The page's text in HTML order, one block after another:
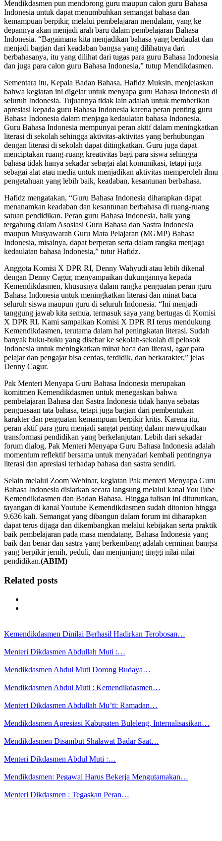
Mendikdasmen pun mendorong guru maupun calon guru Bahasa
Indonesia untuk dapat menumbuhkan semangat bahasa dan
kemampuan berpikir, melalui pembelajaran mendalam, yang ke
depannya akan menjadi arah baru dalam pembelajaran Bahasa
Indonesia. “Bagaimana kita menjadikan bahasa yang berdaulat dan
menjadi bagian dari keadaban bangsa yang dilihatnya dari
berbahasanya, itu yang dilihat dari tugas para guru Bahasa Indonesia
dan juga para calon guru Bahasa Indonesia,” tutup Mendikdasmen.
Sementara itu, Kepala Badan Bahasa, Hafidz Muksin, menjelaskan
bahwa kegiatan ini digelar untuk menyapa guru Bahasa Indonesia di
seluruh Indonesia. Tujuannya tidak lain adalah untuk memberikan
apresiasi kepada guru Bahasa Indonesia karena peran penting guru
Bahasa Indonesia dalam menjaga kedaulatan bahasa Indonesia.
Guru Bahasa Indonesia mempunyai peran aktif dalam meningkatkan
literasi di sekolah sehingga aktivitas-aktivitas yang berhubungan
dengan literasi di sekolah dapat ditingkatkan. Guru juga dapat
menciptakan ruang-ruang kreativitas bagi para siswa sehingga
bahasa tidak hanya sekadar sebagai alat komunikasi, tetapi juga
sebagai alat atau media untuk menjadikan aktivitas memperoleh ilmu
pengetahuan yang lebih baik, keadaban, kesantunan berbahasa.
Hafidz mengatakan, “Guru Bahasa Indonesia diharapkan dapat
menanamkan keadaban dan kesantunan berbahasa di ruang-ruang
satuan pendidikan. Peran guru Bahasa Indonesia, baik yang
tergabung dalam Asosiasi Guru Bahasa dan Sastra Indonesia
maupun Musyawarah Guru Mata Pelajaran (MGMP) Bahasa
Indonesia, misalnya, dapat berperan serta dalam rangka menjaga
kedaulatan bahasa Indonesia,” tutur Hafidz.
Anggota Komisi X DPR RI, Denny Wahyudi atau lebih dikenal
dengan Denny Cagur, menyampaikan dukungannya kepada
Kemendikdasmen, khususnya dalam rangka penguatan peran guru
Bahasa Indonesia untuk meningkatkan literasi dan minat baca
seluruh siswa maupun guru di seluruh Indonesia. “Ini menjadi
tanggung jawab kita semua, termasuk saya yang bertugas di Komisi
X DPR RI. Kami sampaikan Komisi X DPR RI terus mendukung
Kemendikdasmen, terutama dalam hal peningkatan literasi. Sudah
banyak buku-buku yang disebar ke sekolah-sekolah di pelosok
Indonesia untuk meningkatkan minat baca dan literasi, agar para
pelajar dan pengajar bisa cerdas, terdidik, dan berkarakter,” jelas
Denny Cagur.
Pak Menteri Menyapa Guru Bahasa Indonesia merupakan
komitmen Kemendikdasmen untuk menegaskan bahwa
pembelajaran Bahasa dan Sastra Indonesia tidak hanya sebatas
penguasaan tata bahasa, tetapi juga bagian dari pembentukan
karakter dan penguatan kemampuan berpikir kritis. Karena itu,
peran aktif para guru menjadi sangat penting dalam mewujudkan
transformasi pendidikan yang berkelanjutan. Lebih dari sekadar
forum dialog, Pak Menteri Menyapa Guru Bahasa Indonesia adalah
momentum reflektif bersama untuk menyadari kembali pentingnya
literasi dan apresiasi terhadap bahasa dan sastra sendiri.
Selain melalui Zoom Webinar, kegiatan Pak menteri Menyapa Guru
Bahasa Indonesia disiarkan secara langsung melalui kanal YouTube
Kemendikdasmen dan Badan Bahasa. Hingga tulisan ini diturunkan,
tayangan di kanal Youtube Kemendikdasmen sudah ditonton hingga
9.636 kali. Semangat yang dibangun dalam forum ini diharapkan
dapat terus dijaga dan dikembangkan melalui kebijakan serta praktik
baik pembelajaran pada masa mendatang. Bahasa Indonesia yang
baik dan benar dan sastra yang berkembang adalah cerminan bangsa
yang berpikir jernih, peduli, dan menjunjung tinggi nilai-nilai
pendidikan.(ABIM)
Related posts
Kemendikdasmen Dinilai Berhasil Hadirkan Terobosan…
Menteri Dikdasmen Abdullah Muti :…
Mendikdasmen Abdul Muti Dorong Budaya…
Mendikdasmen Abdul Muti : Kemendikdasmen…
Menteri Dikdasmen Abdullah Mu’ti: Ramadan…
Mendikdasmen Apresiasi Kabupaten Buleleng, Internalisasikan…
Mendikdasmen Disambut Shalawat Badar Saat…
Menteri Dikdasmen Abdul Muti :…
Mendikdasmen: Pegawai Harus Bekerja Mengutamakan…
Menteri Dikdasmen : Tegaskan Peran…